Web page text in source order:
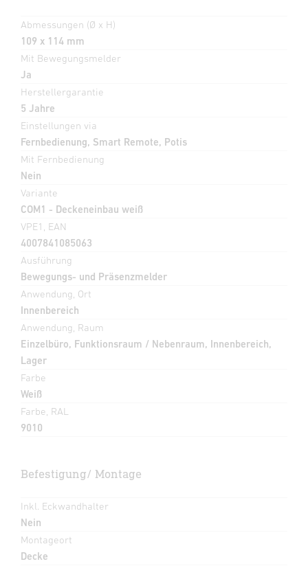
Abmessungen (Ø x H)
109 x 114 mm
Mit Bewegungsmelder
Ja
Herstellergarantie
5 Jahre
Einstellungen via
Fernbedienung, Smart Remote, Potis
Mit Fernbedienung
Nein
Variante
COM1 - Deckeneinbau weiß
VPE1, EAN
4007841085063
Ausführung
Bewegungs- und Präsenzmelder
Anwendung, Ort
Innenbereich
Anwendung, Raum
Einzelbüro, Funktionsraum / Nebenraum, Innenbereich,
Lager
Farbe
Weiß
Farbe, RAL
9010
Befestigung/ Montage
Inkl. Eckwandhalter
Nein
Montageort
Decke